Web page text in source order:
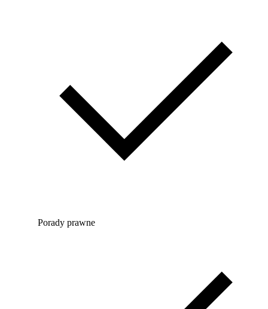
Porady prawne